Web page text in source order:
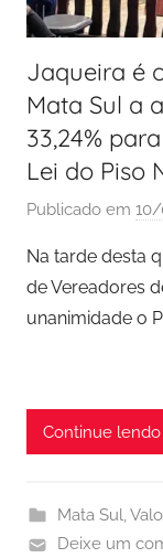
Jaqueira é
Mata Sul a
33,24%
Lei do Piso
Publicado em
Na tarde desta
de Vereadores
unanimidade o
Continue lendo
Mata Sul,
Deixe um